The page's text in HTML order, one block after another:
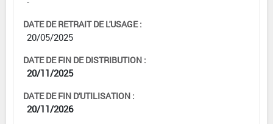
DATE DE RETRAIT DE L'USAGE :
20/05/2025
DATE DE FIN DE DISTRIBUTION :
20/11/2025
DATE DE FIN D'UTILISATION :
20/11/2026